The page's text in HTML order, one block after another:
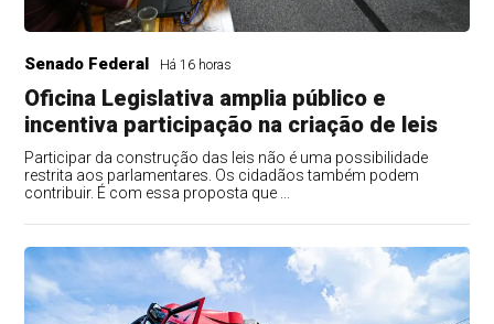
Senado Federal Há 16 horas
Oficina Legislativa amplia público e
incentiva participação na criação de leis
Participar da construção das leis não é uma possibilidade
restrita aos parlamentares. Os cidadãos também podem
contribuir. É com essa proposta que ...